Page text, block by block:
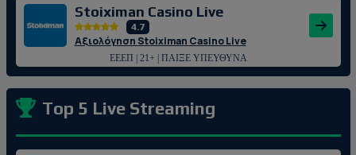
Stoiximan Casino Live
4.7
Αξιολόγηση Stoiximan Casino Live
ΕΕΕΠ | 21+ | ΠΑΙΞΕ ΥΠΕΥΘΥΝΑ
Top 5 Live Streaming